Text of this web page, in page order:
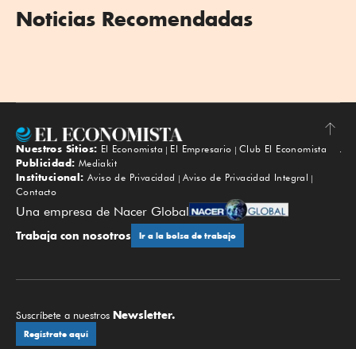
Noticias Recomendadas
Subir
Nuestros Sitios: El Economista El Empresario
Club El Economista
Publicidad: Mediakit
Institucional: Aviso de Privacidad
Aviso de Privacidad Integral
Contacto
Una empresa de Nacer Global
Trabaja con nosotros Ir a la bolsa de trabajo
Suscríbete a nuestros Newsletter.
Regístrate aquí